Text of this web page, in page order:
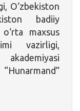
O‘zbekiston
badiiy
maxsus
vazirligi,